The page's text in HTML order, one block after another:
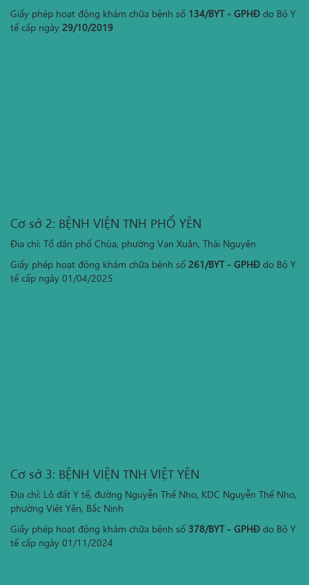
Giấy phép hoạt động khám chữa bệnh số 134/BYT - GPHĐ do Bộ Y
tế cấp ngày 29/10/2019
Cơ sở 2: BỆNH VIỆN TNH PHỔ YÊN
Địa chỉ: Tổ dân phố Chùa, phường Vạn Xuân, Thái Nguyên
Giấy phép hoạt động khám chữa bệnh số 261/BYT - GPHĐ do Bộ Y
tế cấp ngày 01/04/2025
Cơ sở 3: BỆNH VIỆN TNH VIỆT YÊN
Địa chỉ: Lô đất Y tế, đường Nguyễn Thế Nho, KDC Nguyễn Thế Nho,
phường Việt Yên, Bắc Ninh
Giấy phép hoạt động khám chữa bệnh số 378/BYT - GPHĐ do Bộ Y
tế cấp ngày 01/11/2024